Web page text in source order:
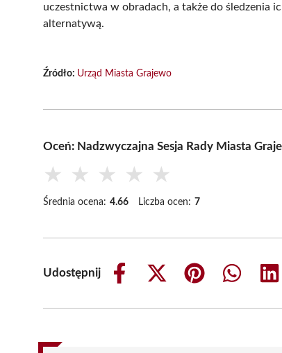
uczestnictwa w obradach, a także do śledzenia
alternatywą.
Źródło: Urząd Miasta Grajewo
Oceń: Nadzwyczajna Sesja Rady Miasta
★ ★ ★ ★ ★
Średnia ocena: 4.66 Liczba ocen: 7
Udostępnij
Share
Share
(Twitter)
Share
Share